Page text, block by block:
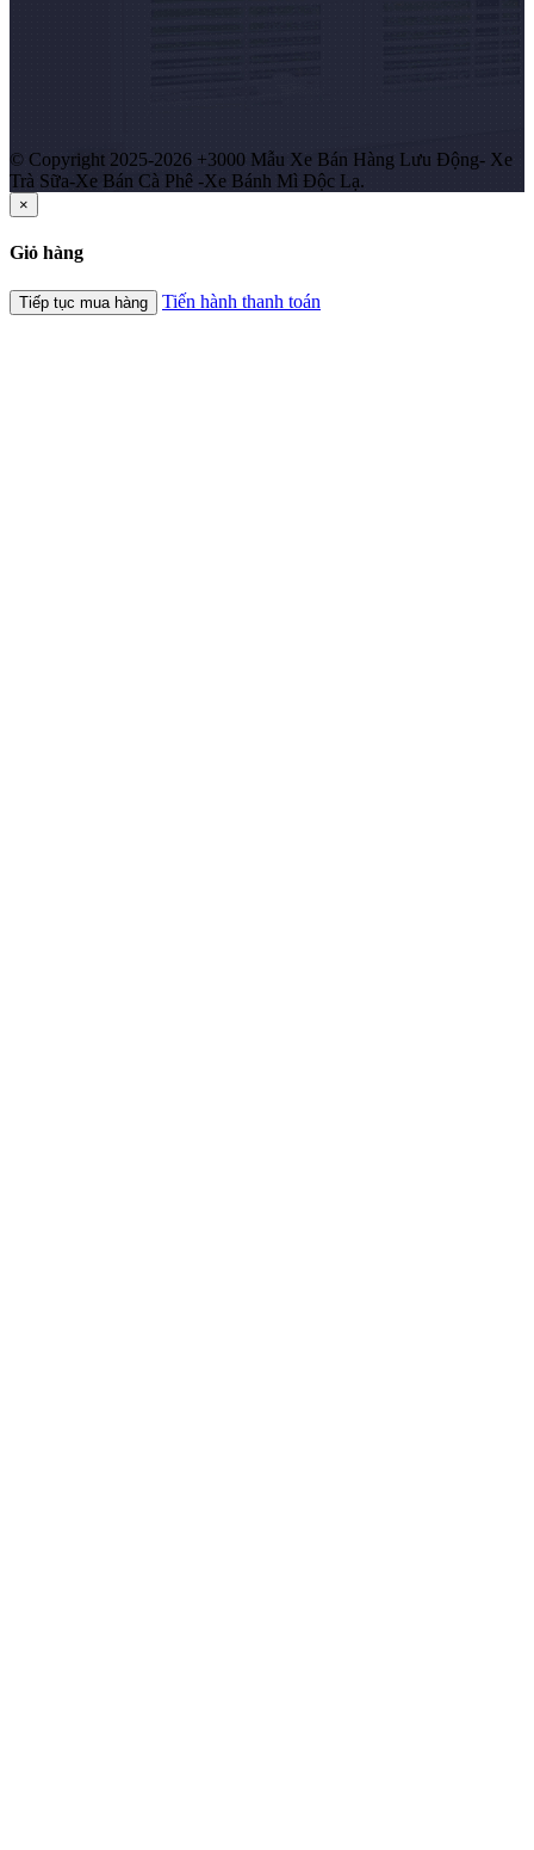
© Copyright 2025-2026 +3000 Mẫu Xe Bán Hàng Lưu Động- Xe
Trà Sữa-Xe Bán Cà Phê -Xe Bánh Mì Độc Lạ.
×
Giỏ hàng
Tiếp tục mua hàng Tiến hành thanh toán